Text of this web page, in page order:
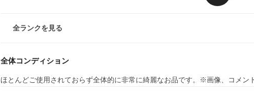
全ランクを見る
全体コンディション
ほとんどご使用されておらず全体的に非常に綺麗なお品です。※画像、コメン